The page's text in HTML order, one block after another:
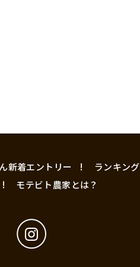
新着エントリー ランキング
モテビト農家とは？